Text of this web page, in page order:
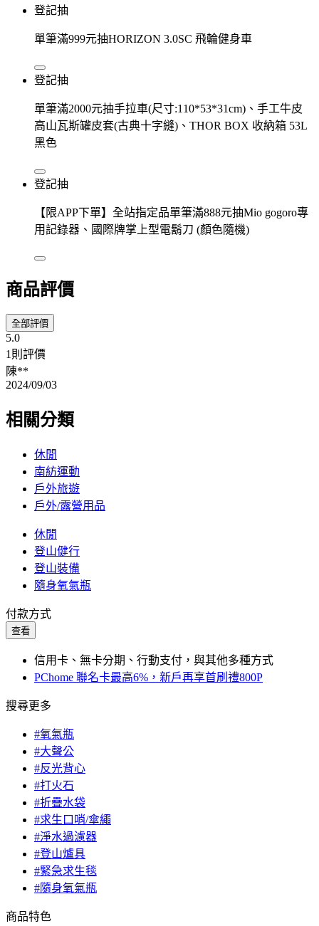
登記抽
單筆滿999元抽HORIZON 3.0SC 飛輪健身車
登記抽
單筆滿2000元抽手拉車(尺寸:110*53*31cm)、手工牛皮
高山瓦斯罐皮套(古典十字縫)、THOR BOX 收納箱 53L
黑色
登記抽
【限APP下單】全站指定品單筆滿888元抽Mio gogoro專
用記錄器、國際牌掌上型電鬍刀 (顏色隨機)
商品評價
全部評價
5.0
1則評價
陳**
2024/09/03
相關分類
休閒
南紡運動
戶外旅遊
戶外/露營用品
休閒
登山健行
登山裝備
隨身氧氣瓶
付款方式
查看
信用卡、無卡分期、行動支付，與其他多種方式
PChome 聯名卡最高6%，新戶再享首刷禮800P
搜尋更多
#氧氣瓶
#大聲公
#反光背心
#打火石
#折疊水袋
#求生口哨/傘繩
#淨水過濾器
#登山爐具
#緊急求生毯
#隨身氧氣瓶
商品特色